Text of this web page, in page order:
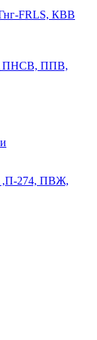
FRLS, КВВ
ППВ,
274, ПВЖ,